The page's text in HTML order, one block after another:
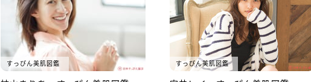
すっぴん美肌図鑑 すっぴん美肌図鑑